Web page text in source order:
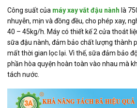
Công suất của máy xay vắt đậu nành là
nhuyễn, mịn và đồng đều, cho phép xay,
40 – 45kg/h. Máy có thiết kế 2 cửa thoát
sữa đậu nành, đảm bảo chất lượng thành
mất thời gian lọc lại. Vì thế, sữa đảm bảo
phần hòa quyện hoàn toàn vào nhau mà
tách nước.